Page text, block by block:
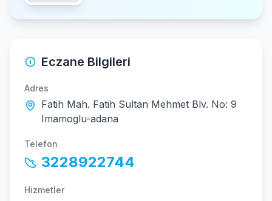
Eczane Bilgileri
Adres
Fatih Mah. Fatih Sultan Mehmet Blv. No: 9
Imamoglu-adana
Telefon
3228922744
Hizmetler